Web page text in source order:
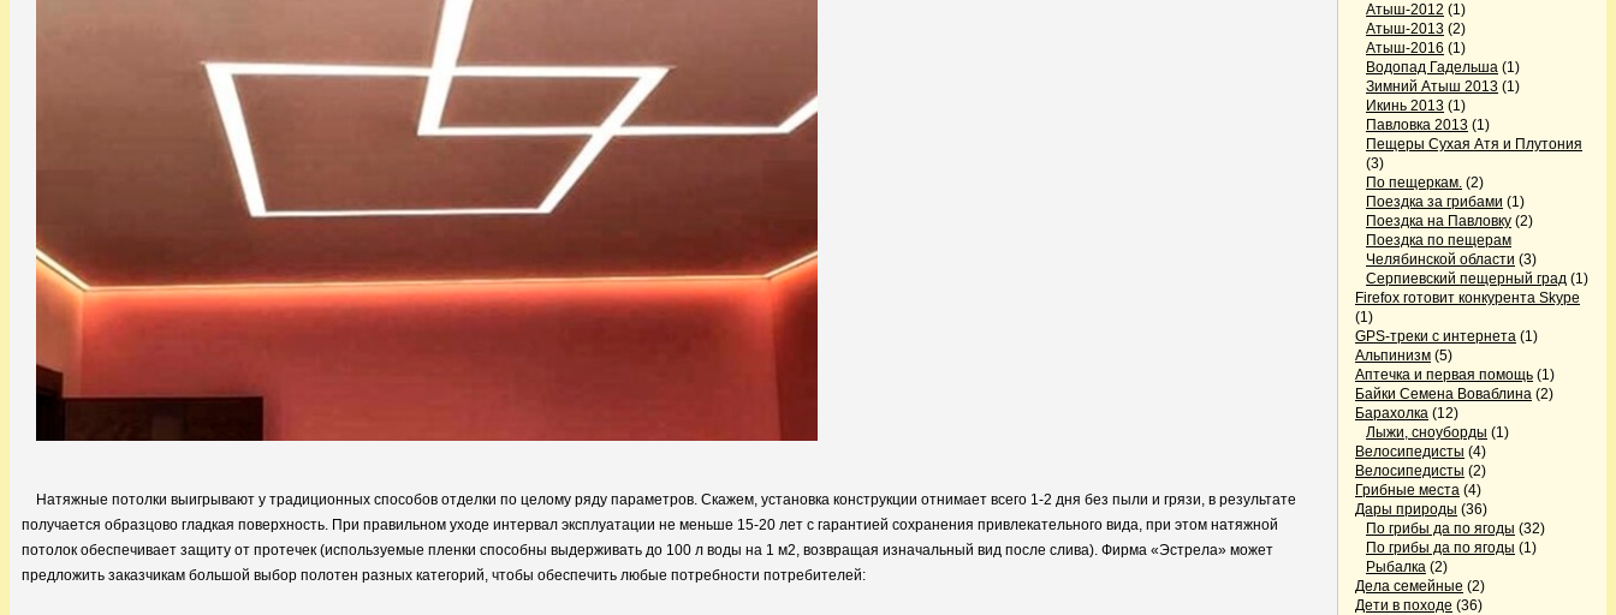
Натяжные потолки выигрывают у традиционных способов отделки по целому ряду параметров. Скажем, установка конструкции отнимает всего 1-2 дня без пыли и грязи, в результате
получается образцово гладкая поверхность. При правильном уходе интервал эксплуатации не меньше 15-20 лет с гарантией сохранения привлекательного вида, при этом натяжной
потолок обеспечивает защиту от протечек (используемые пленки способны выдерживать до 100 л воды на 1 м2, возвращая изначальный вид после слива). Фирма «Эстрела» может
предложить заказчикам большой выбор полотен разных категорий, чтобы обеспечить любые потребности потребителей:
Атыш-2012 (1)
Атыш-2013 (2)
Атыш-2016 (1)
Водопад Гадельша (1)
Зимний Атыш 2013 (1)
Икинь 2013 (1)
Павловка 2013 (1)
Пещеры Сухая Атя и Плутония
(3)
По пещеркам. (2)
Поездка за грибами (1)
Поездка на Павловку (2)
Поездка по пещерам
Челябинской области (3)
Серпиевский пещерный град (1)
Firefox готовит конкурента Skype
(1)
GPS-треки с интернета (1)
Альпинизм (5)
Аптечка и первая помощь (1)
Байки Семена Воваблина (2)
Барахолка (12)
Лыжи, сноуборды (1)
Велосипедисты (4)
Велосипедисты (2)
Грибные места (4)
Дары природы (36)
По грибы да по ягоды (32)
По грибы да по ягоды (1)
Рыбалка (2)
Дела семейные (2)
Дети в походе (36)